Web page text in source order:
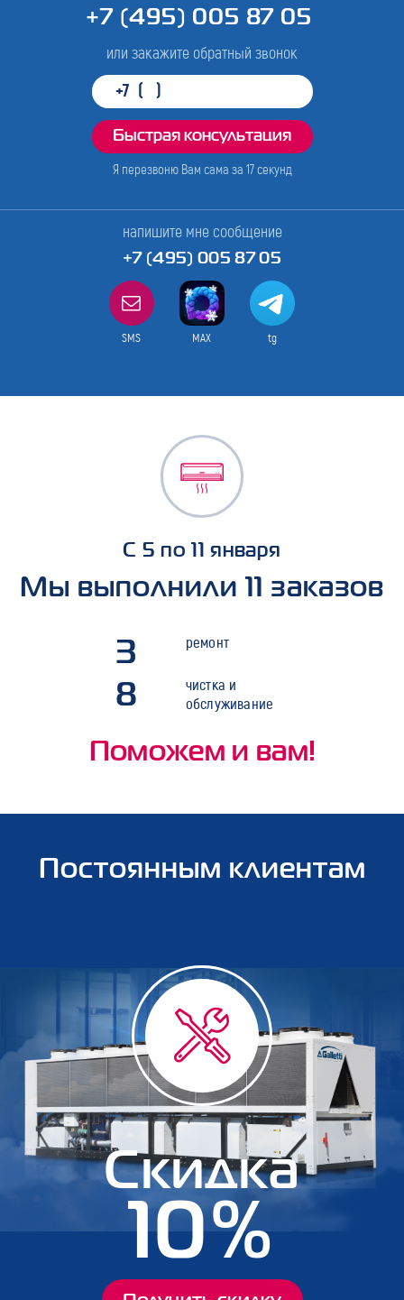
+7 (495) 005 87 05
или закажите обратный звонок
Я перезвоню Вам сама за 17секунд
напишите мне сообщение
+7 (495) 005 87 05
SMS MAX tg
С 5 по 11 января
Мы выполнили 11 заказов
3 ремонт
8
чистка и
обслуживание
Поможем и вам!
Постоянным клиентам
Скидка
10%